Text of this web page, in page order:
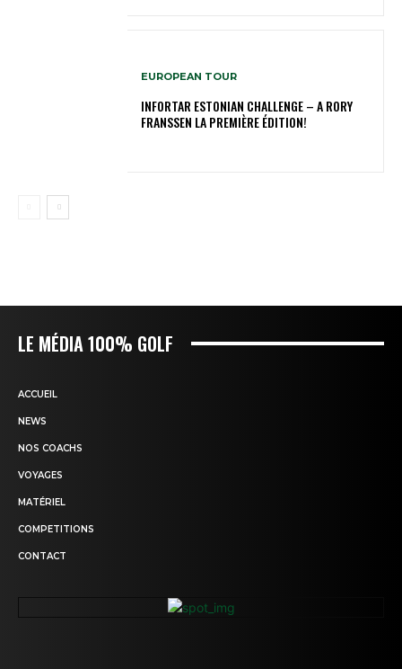
EUROPEAN TOUR
INFORTAR ESTONIAN CHALLENGE – A RORY
FRANSSEN LA PREMIÈRE ÉDITION!
LE MÉDIA 100% GOLF
ACCUEIL
NEWS
NOS COACHS
VOYAGES
MATÉRIEL
COMPETITIONS
CONTACT